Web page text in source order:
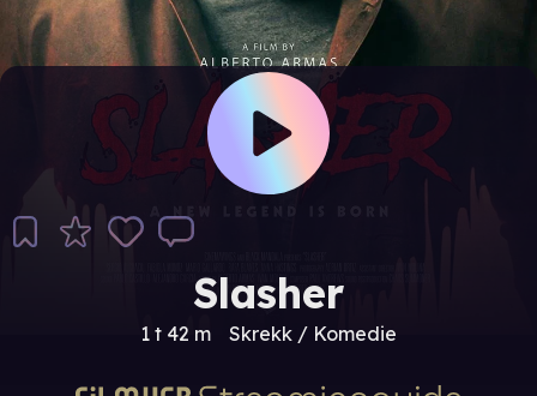
Slasher
1 t 42 m Skrekk / Komedie